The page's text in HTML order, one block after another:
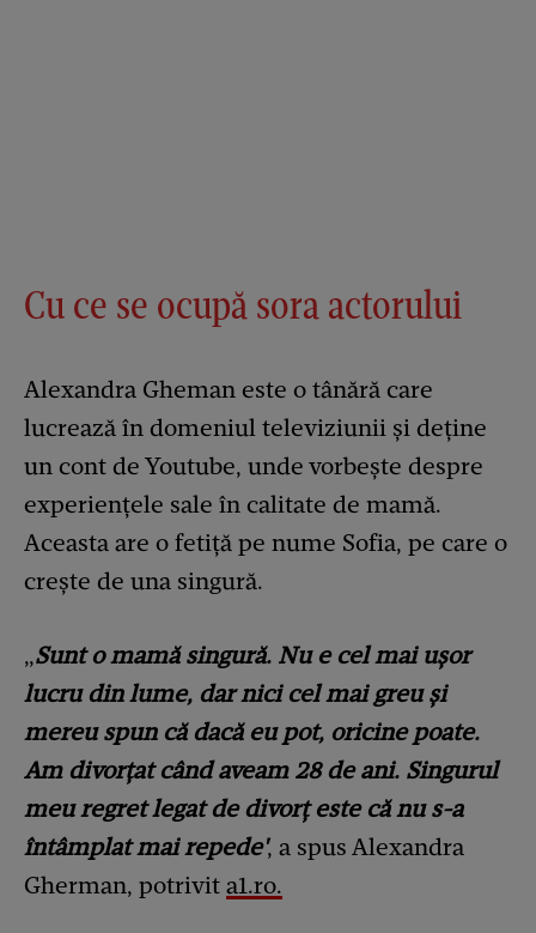
Cu ce se ocupă sora actorului
Alexandra Gheman este o tânără care
lucrează în domeniul televiziunii și deține
un cont de Youtube, unde vorbește despre
experiențele sale în calitate de mamă.
Aceasta are o fetiță pe nume Sofia, pe care o
crește de una singură.
„Sunt o mamă singură. Nu e cel mai ușor
lucru din lume, dar nici cel mai greu și
mereu spun că dacă eu pot, oricine poate.
Am divorțat când aveam 28 de ani. Singurul
meu regret legat de divorț este că nu s-a
întâmplat mai repede', a spus Alexandra
Gherman, potrivit a1.ro.